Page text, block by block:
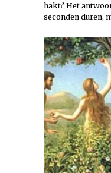
hakt? Het
seconden duren,